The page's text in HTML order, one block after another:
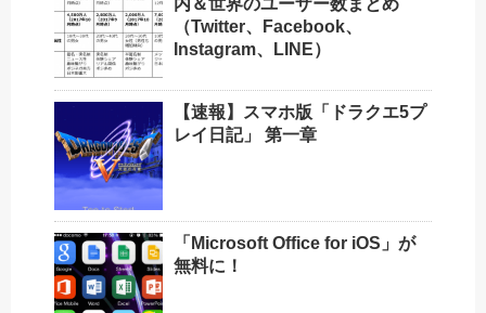
（Twitter、Facebook、
Instagram、LINE）
【速報】スマホ版「ドラクエ5プ
レイ日記」 第一章
「Microsoft Office for iOS」が
無料に！